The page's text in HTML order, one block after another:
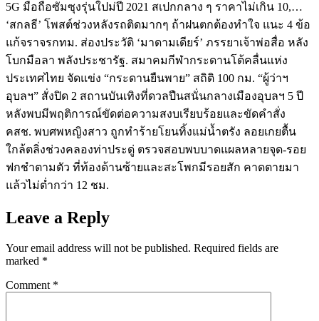
5G มือถือซัมซุงรุ่นใปม่ปี 2021 สเปกกลาง ๆ ราคาไม่เกิน 10,…
‘สกลธี’ โพสต์ช่วงหลังรถติดมากๆ ถ้าฝนตกต้องทำใจ แนะ 4 ข้อ
แก้จราจรกทม. ส่องประวัติ ‘มาดามเดียร์’ ภรรยาเจ้าพ่อสื่อ หลัง
โบกมือลา พลังประชารัฐ. สมาคมกีฬากระดานโต้คลื่นแห่ง
ประเทศไทย จัดแข่ง “กระดานยืนพาย” สถิติ 100 กม. “ผู้ว่าฯ
อุบลฯ” สั่งปิด 2 สถานบันเทิงที่ดวลปืนสนั่นกลางเมืองอุบลฯ 5 ปี
หลังพบมีพฤติการณ์ขัดต่อความสงบเรียบร้อยและขัดคำสั่ง
คสช. พบศพหญิงสาว ถูกทำร้ายโยนทิ้งแม่น้ำตรัง ลอยเกยตื้น
ใกล้ตลิ่งช่วงคลองท่าประดู่ ตรวจสอบพบบาดแผลหลายจุด-รอย
ฟกชำตามตัว ที่ท้องด้านซ้ายและสะโพกมีรอยสัก คาดตายมา
แล้วไม่ต่ำกว่า 12 ชม.
Leave a Reply
Your email address will not be published. Required fields are
marked *
Comment *